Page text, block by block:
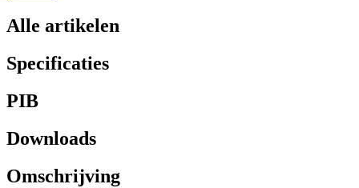
Alle artikelen
Specificaties
PIB
Downloads
Omschrijving